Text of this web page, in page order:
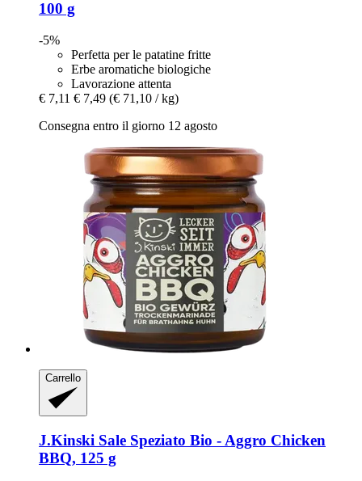
100 g
-5%
Perfetta per le patatine fritte
Erbe aromatiche biologiche
Lavorazione attenta
€ 7,11 € 7,49 (€ 71,10 / kg)
Consegna entro il giorno 12 agosto
Carrello
J.Kinski Sale Speziato Bio -​ Aggro Chicken
BBQ, 125 g